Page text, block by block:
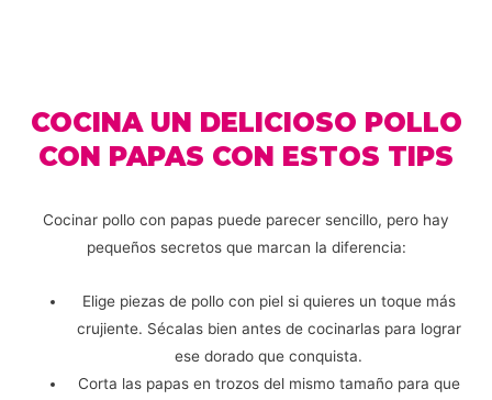
COCINA UN DELICIOSO POLLO
CON PAPAS CON ESTOS TIPS
Cocinar pollo con papas puede parecer sencillo, pero hay
pequeños secretos que marcan la diferencia:
Elige piezas de pollo con piel si quieres un toque más
crujiente. Sécalas bien antes de cocinarlas para lograr
ese dorado que conquista.
Corta las papas en trozos del mismo tamaño para que